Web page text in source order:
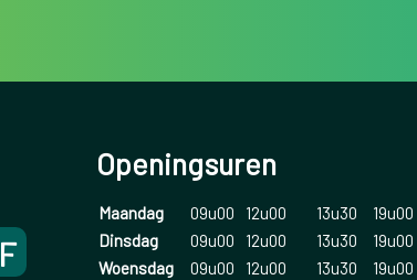
F
Openingsuren
Maandag 09u00 12u00 13u30
19u00
Dinsdag
09u00 12u00 13u30
19u00
Woensdag
09u00 12u00 13u30
19u00